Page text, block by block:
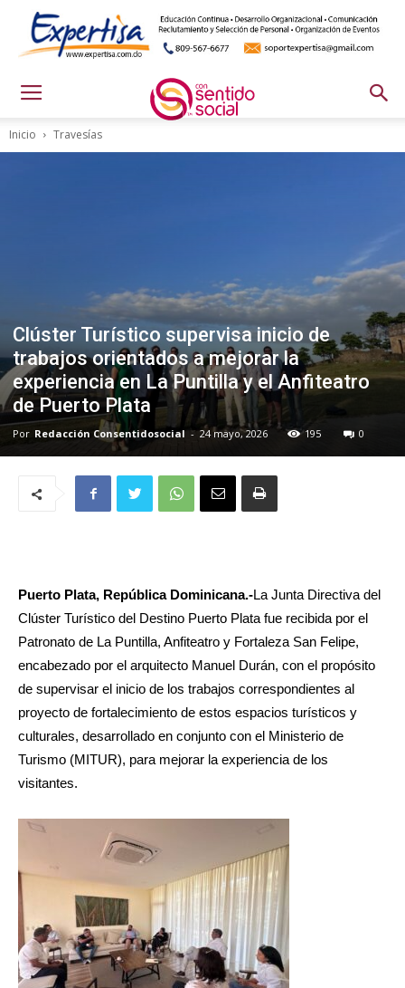
Inicio Travesías
Clúster Turístico supervisa inicio de
trabajos orientados a mejorar la
experiencia en La Puntilla y el Anfiteatro
de Puerto Plata
Por Redacción Consentidosocial - 24 mayo, 2026 195 0
Puerto Plata, República Dominicana.-La Junta Directiva del
Clúster Turístico del Destino Puerto Plata fue recibida por el
Patronato de La Puntilla, Anfiteatro y Fortaleza San Felipe,
encabezado por el arquitecto Manuel Durán, con el propósito
de supervisar el inicio de los trabajos correspondientes al
proyecto de fortalecimiento de estos espacios turísticos y
culturales, desarrollado en conjunto con el Ministerio de
Turismo (MITUR), para mejorar la experiencia de los
visitantes.